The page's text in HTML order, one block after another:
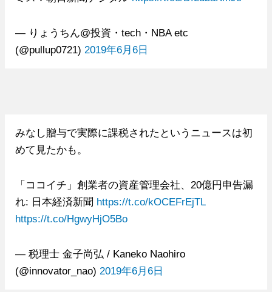
— りょうちん@投資・tech・NBA etc
(@pullup0721) 2019年6月6日
みなし贈与で実際に課税されたというニュースは初
めて見たかも。
「ココイチ」創業者の資産管理会社、20億円申告漏
れ: 日本経済新聞 https://t.co/kOCEFrEjTL
https://t.co/HgwyHjO5Bo
— 税理士 金子尚弘 / Kaneko Naohiro
(@innovator_nao) 2019年6月6日